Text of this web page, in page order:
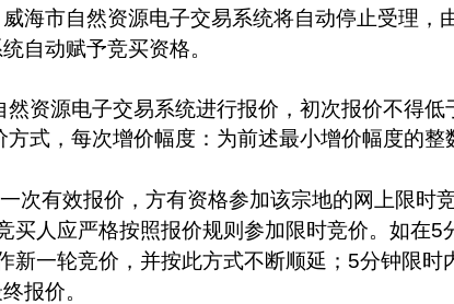
海市自然资源电子交易系统将自动停止受理，
自动赋予竞买资格。
资源电子交易系统进行报价，初次报价不得低
式，每次增价幅度：为前述最小增价幅度的整
次有效报价，方有资格参加该宗地的网上限时
人应严格按照报价规则参加限时竞价。如在5
一轮竞价，并按此方式不断顺延；5分钟限时
报价。